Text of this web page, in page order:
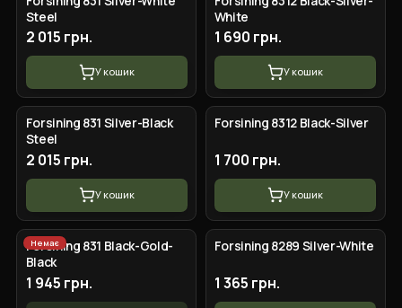
Steel
2 015 грн.
У кошик
White
1 690 грн.
У кошик
Forsining 831 Silver-Black
Steel
2 015 грн.
У кошик
Forsining 8312 Black-Silver
1 700 грн.
У кошик
Немає
Forsining 831 Black-Gold-
Black
1 945 грн.
Forsining 8289 Silver-White
1 365 грн.